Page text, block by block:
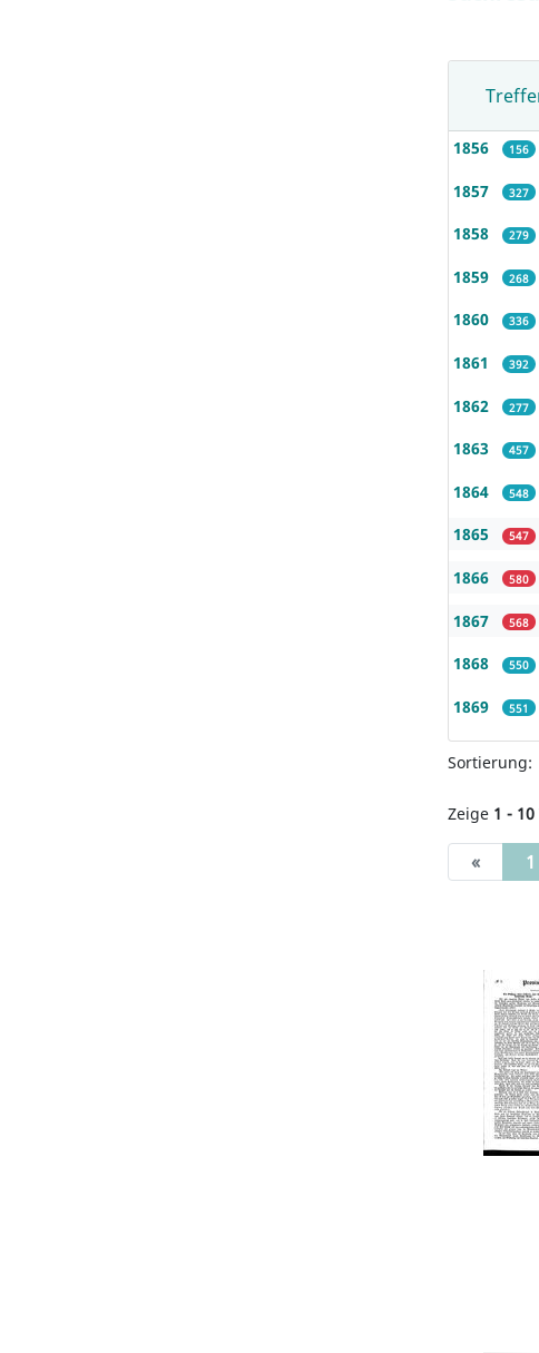
1856 156
1857 327
1858 279
1859 268
1860 336
1861 392
1862 277
1863 457
1864 548
1865 547
1866 580
1867 568
1868 550
1869 551
Sortierung:
Zeige 1 - 10
« 1